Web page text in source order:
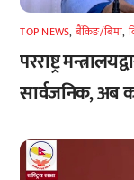
TOP NEWS, बैंकिङ/बिमा,
परराष्ट्र
सार्वजनिक, अब